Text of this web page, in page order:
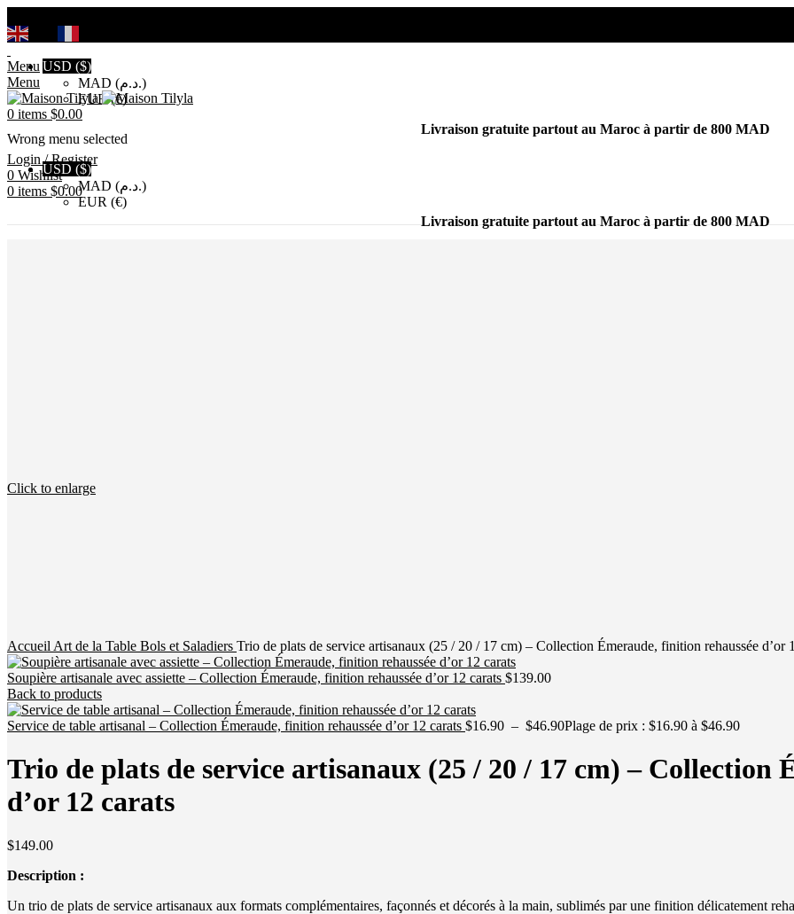
USD ($)
MAD (د.م.)
EUR (€)
Livraison gratuite partout au Maroc à partir de 800 MAD
Login / Register
0 Wishlist
0 items $0.00
Livraison gratuite partout au Maroc à partir de 800 MAD
Menu
Menu
0 items $0.00
Wrong menu selected
USD ($)
MAD (د.م.)
EUR (€)
Click to enlarge
Accueil Art de la Table Bols et Saladiers Trio de plats de service artisanaux (25 / 20 / 17 cm) – Collection Émeraude, finition rehaussée d’or
Soupière artisanale avec assiette – Collection Émeraude, finition rehaussée d’or 12 carats $139.00
Back to products
Service de table artisanal – Collection Émeraude, finition rehaussée d’or 12 carats $16.90 – $46.90Plage de prix : $16.90 à $46.90
Trio de plats de service artisanaux (25 / 20 / 17 cm) – Collection
d’or 12 carats
$149.00
Description :
Un trio de plats de service artisanaux aux formats complémentaires, façonnés et décorés à la main, sublimés par une finition délicatement